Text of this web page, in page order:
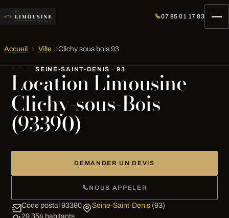
07 85 01 17 83
Accueil › Ville ›Clichy sous bois 93
SEINE-SAINT-DENIS · 93
Location Limousine
Clichy-sous-Bois
(93390)
DEMANDER UN DEVIS
NOUS APPELER
Code postal 93390 Seine-Saint-Denis(93)
29 354 habitants